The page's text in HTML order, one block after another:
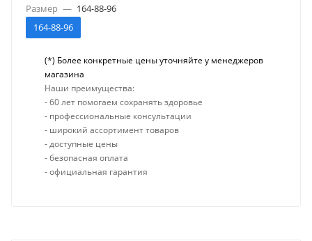
Размер — 164-88-96
164-88-96
(*) Более конкретные цены уточняйте у менеджеров
магазина
Наши преимущества:
- 60 лет помогаем сохранять здоровье
- профессиональные консультации
- широкий ассортимент товаров
- доступные цены
- безопасная оплата
- официальная гарантия